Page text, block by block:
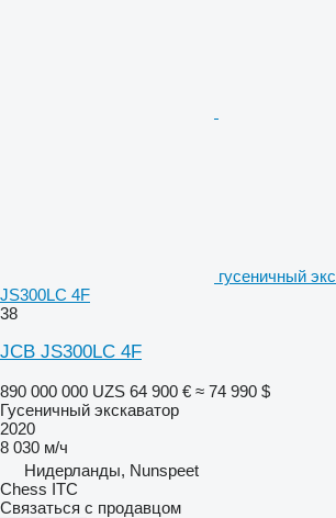
гусеничный
JS300LC 4F
38
JCB JS300LC 4F
890 000 000 UZS 64 900 € ≈ 74 990 $
Гусеничный экскаватор
2020
8 030 м/ч
Нидерланды, Nunspeet
Chess ITC
Связаться с продавцом